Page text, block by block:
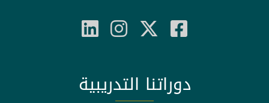
دوراتنا التدريبية